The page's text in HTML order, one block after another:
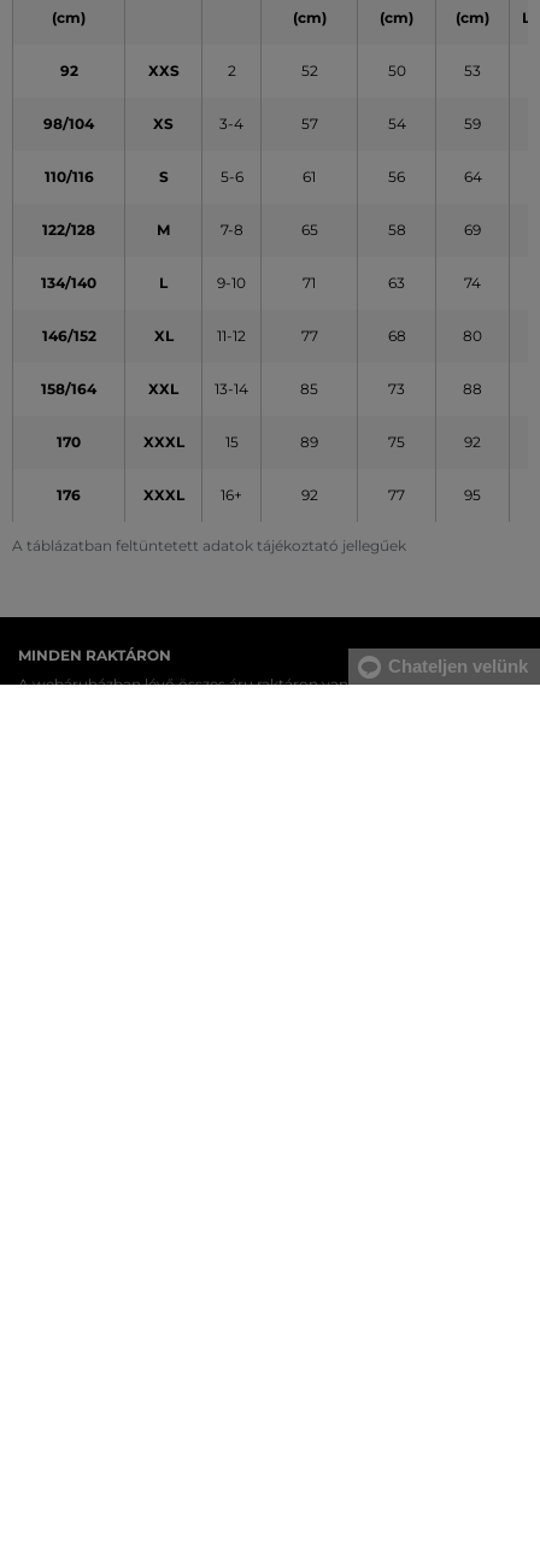
A táblázatban feltüntetett adatok tájékoztató jellegűek
(cm)
(cm)
(cm)
(cm)
92 XXS 2 52 50 53
98/104 XS 3-4 57 54 59
110/116 S 5-6 61 56 64
122/128 M 7-8 65 58 69
134/140 L 9-10 71 63 74
146/152 XL 11-12 77 68 80
158/164 XXL 13-14 85 73 88
170 XXXL 15 89 75 92
176 XXXL 16+ 92 77 95
MINDEN RAKTÁRON
A webáruházban lévő összes áru raktáron van.
Chateljen velünk